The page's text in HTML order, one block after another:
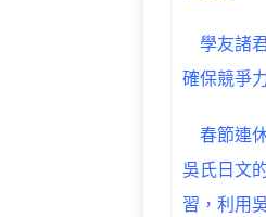
學友諸
確保競爭
春節連
吳氏日文
習，利用